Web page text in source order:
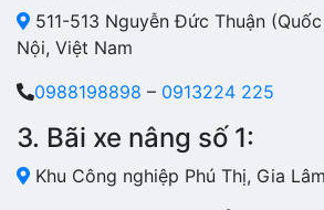
511-513 Nguyễn Đức Thuận
Nội, Việt Nam
0988198898 – 0913224 225
3. Bãi xe nâng số 1:
Khu Công nghiệp Phú Thị, Gia